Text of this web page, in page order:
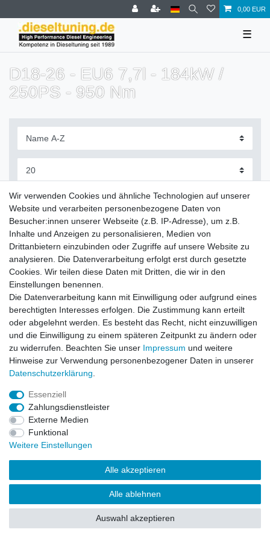
0,00 EUR
☰
D18-26 - EU6 7,7l - 184kW /
250PS - 950 Nm
Filter
Zahlung und Versand
Impressum Daten­schutz­erklärung AGB
Barrierefreiheitserklärung Widerrufs­recht
Vertrag widerrufen
© Copyright 2026 | Alle Rechte vorbehalten.
Wir verwenden Cookies und ähnliche Technologien auf unserer
Website und verarbeiten personenbezogene Daten von
Besucher:innen unserer Webseite (z.B. IP-Adresse), um z.B.
Inhalte und Anzeigen zu personalisieren, Medien von
Drittanbietern einzubinden oder Zugriffe auf unsere Website zu
analysieren. Die Datenverarbeitung erfolgt erst durch gesetzte
Cookies. Wir teilen diese Daten mit Dritten, die wir in den
Einstellungen benennen.
Die Datenverarbeitung kann mit Einwilligung oder aufgrund eines
berechtigten Interesses erfolgen. Die Zustimmung kann erteilt
oder abgelehnt werden. Es besteht das Recht, nicht einzuwilligen
und die Einwilligung zu einem späteren Zeitpunkt zu ändern oder
zu widerrufen. Beachten Sie unser Impressum und weitere
Hinweise zur Verwendung personenbezogener Daten in unserer
Daten­schutz­erklärung
Essenziell
Zahlungsdienstleister
Externe Medien
Funktional
Weitere Einstellungen
Alle akzeptieren
Alle ablehnen
Auswahl akzeptieren